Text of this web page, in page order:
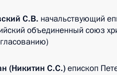
С.В. начальствующий
объединенный союз
(Никитин С.С.)епископ